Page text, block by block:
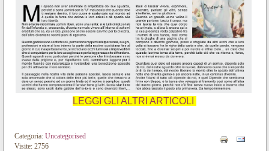
LEGGI GLI ALTRI ARTICOLI
Categoria: Uncategorised
Visite: 2756